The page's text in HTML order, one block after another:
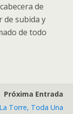
de
de subida y
de todo
Próxima Entrada
Torre, Toda Una